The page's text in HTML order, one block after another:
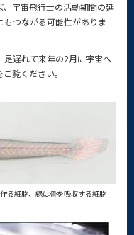
宇宙飛行士の活動期間の延
つながる可能性がありま
足遅れて来年の2月に宇宙へ
覧ください。
る細胞、緑は骨を吸収する細胞